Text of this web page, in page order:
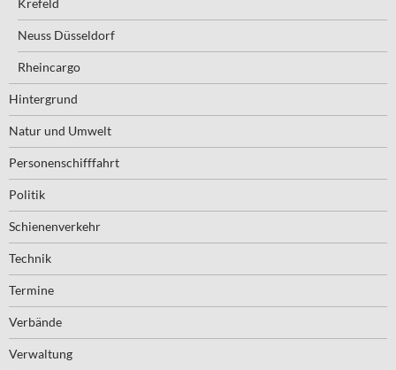
Krefeld
Neuss Düsseldorf
Rheincargo
Hintergrund
Natur und Umwelt
Personenschifffahrt
Politik
Schienenverkehr
Technik
Termine
Verbände
Verwaltung